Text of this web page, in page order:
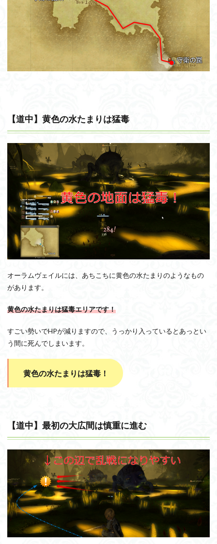
【道中】黄色の水たまりは猛毒
オーラムヴェイルには、あちこちに黄色の水たまりのようなもの
があります。
黄色の水たまりは猛毒エリアです！
すごい勢いでHPが減りますので、うっかり入っているとあっとい
う間に死んでしまいます。
黄色の水たまりは猛毒！
【道中】最初の大広間は慎重に進む